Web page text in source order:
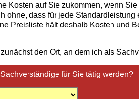
Kosten auf Sie zukommen, wenn
ohne, dass für jede
Preisliste hält deshalb Kosten und
den Ort, an dem ich als
für Sie tätig werden?